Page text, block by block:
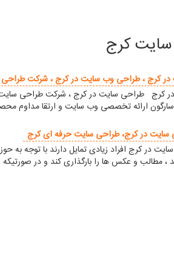
کرج
کرج ، طراحی وب سایت در کرج ، شرکت
کرج طراحی سایت در کرج ، شرکت طراحی سایت
ارائه تخصصی وب سایت و ارتقا مداوم
در کرج، طراحی سایت حرفه ای کرج
در کرج افراد زیادی تمایل دارند با توجه به
، مطالب و عکس ها را بارگذاری کند و در